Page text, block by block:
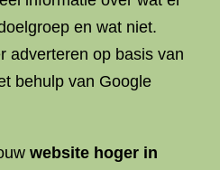
en wat niet.
adverteren op basis van
behulp van Google
website hoger in